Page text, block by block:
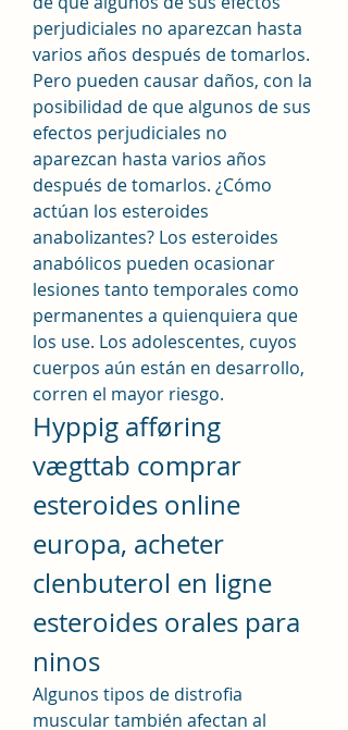
perjudiciales no aparezcan hasta
varios años después de tomarlos.
Pero pueden causar daños, con la
posibilidad de que algunos de sus
efectos perjudiciales no
aparezcan hasta varios años
después de tomarlos. ¿Cómo
actúan los esteroides
anabolizantes? Los esteroides
anabólicos pueden ocasionar
lesiones tanto temporales como
permanentes a quienquiera que
los use. Los adolescentes, cuyos
cuerpos aún están en desarrollo,
corren el mayor riesgo.
Hyppig afføring
vægttab comprar
esteroides online
europa, acheter
clenbuterol en ligne
esteroides orales para
ninos
Algunos tipos de distrofia
muscular también afectan al